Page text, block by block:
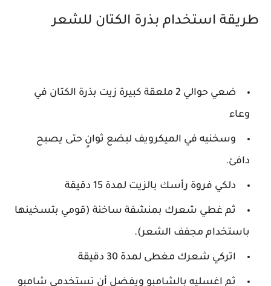
طريقة استخدام بذرة الكتان للشعر
ضعي حوالي 2 ملعقة كبيرة زيت بذرة الكتان في
وعاء
وسخنيه في الميكرويف لبضع ثوانٍ حتى يصبح
دافئ.
دلكي فروة رأسك بالزيت لمدة 15 دقيقة
ثم غطي شعرك بمنشفة ساخنة (قومي بتسخينها
باستخدام مجفف الشعر).
اتركي شعرك مغطى لمدة 30 دقيقة
ثم اغسليه بالشامبو ويفضل أن تستخدمي شامبو